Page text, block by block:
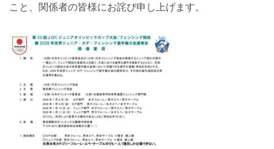
こと、関係者の皆様にお詫び申し上げます。